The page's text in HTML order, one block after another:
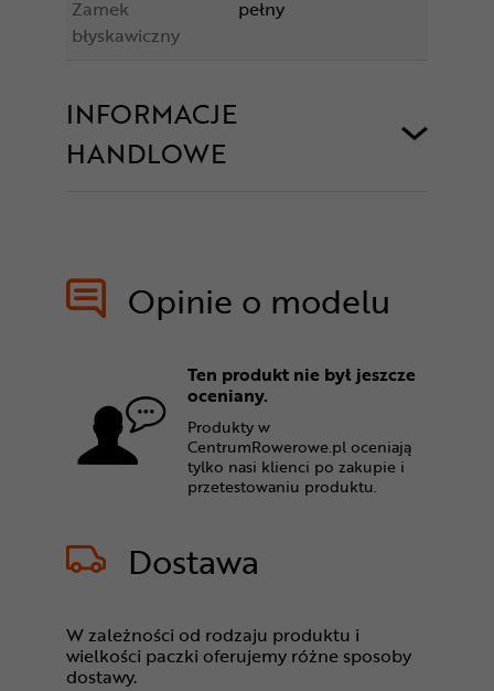
Zamek
błyskawiczny
pełny
INFORMACJE
HANDLOWE
Opinie o modelu
Ten produkt nie był jeszcze
oceniany.
Produkty w
CentrumRowerowe.pl oceniają
tylko nasi klienci po zakupie i
przetestowaniu produktu.
Dostawa
W zależności od rodzaju produktu i
wielkości paczki oferujemy różne sposoby
dostawy.